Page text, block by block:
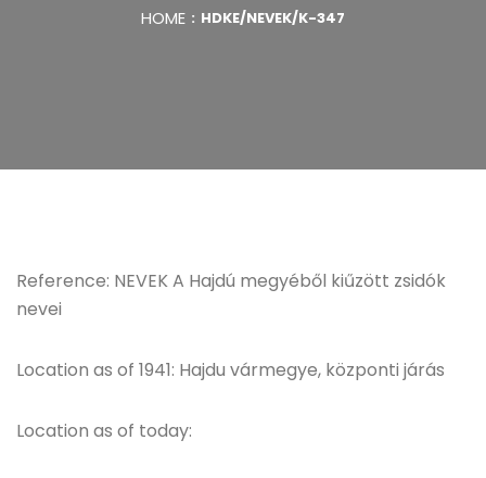
HOME HDKE/NEVEK/K-347
Reference: NEVEK A Hajdú megyéből kiűzött zsidók
nevei
Location as of 1941: Hajdu vármegye, központi járás
Location as of today: